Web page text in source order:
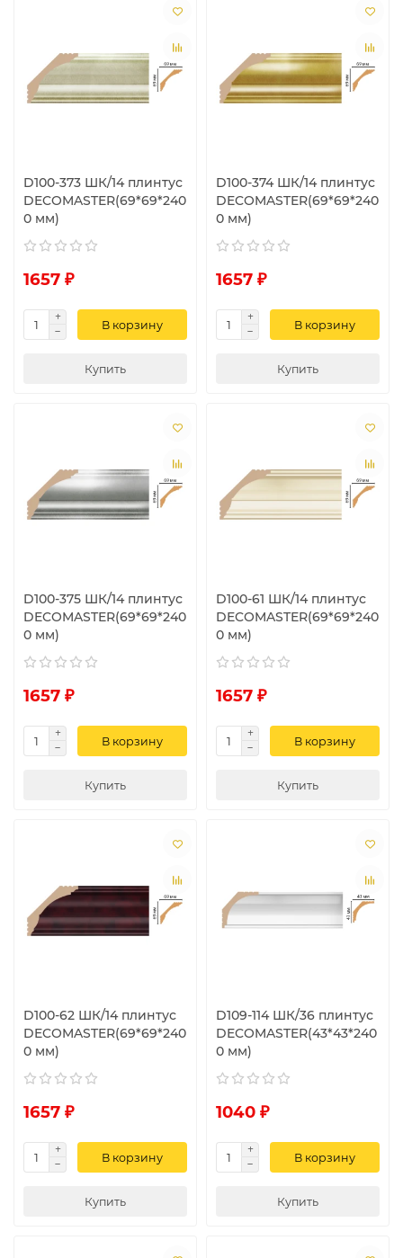
D100-373 ШК/14 плинтус
DECOMASTER(69*69*240
0 мм)
1657 ₽
В корзину
Купить
D100-374 ШК/14 плинтус
DECOMASTER(69*69*240
0 мм)
1657 ₽
В корзину
Купить
D100-375 ШК/14 плинтус
DECOMASTER(69*69*240
0 мм)
1657 ₽
В корзину
Купить
D100-61 ШК/14 плинтус
DECOMASTER(69*69*240
0 мм)
1657 ₽
В корзину
Купить
D100-62 ШК/14 плинтус
DECOMASTER(69*69*240
0 мм)
1657 ₽
В корзину
Купить
D109-114 ШК/36 плинтус
DECOMASTER(43*43*240
0 мм)
1040 ₽
В корзину
Купить